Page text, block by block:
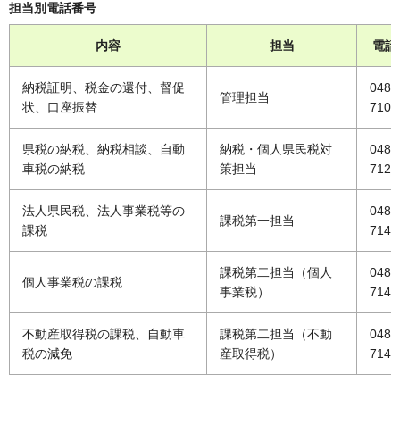
担当別電話番号
内容 担当 電
納税証明、税金の還付、督促
状、口座振替
管理担当
048-
7105
県税の納税、納税相談、自動
車税の納税
納税・個人県民税対
策担当
048-
7128
法人県民税、法人事業税等の
課税
課税第一担当
048-
7140
個人事業税の課税
課税第二担当（個人
事業税）
048-
7144
不動産取得税の課税、自動車
税の減免
課税第二担当（不動
産取得税）
048-
7149